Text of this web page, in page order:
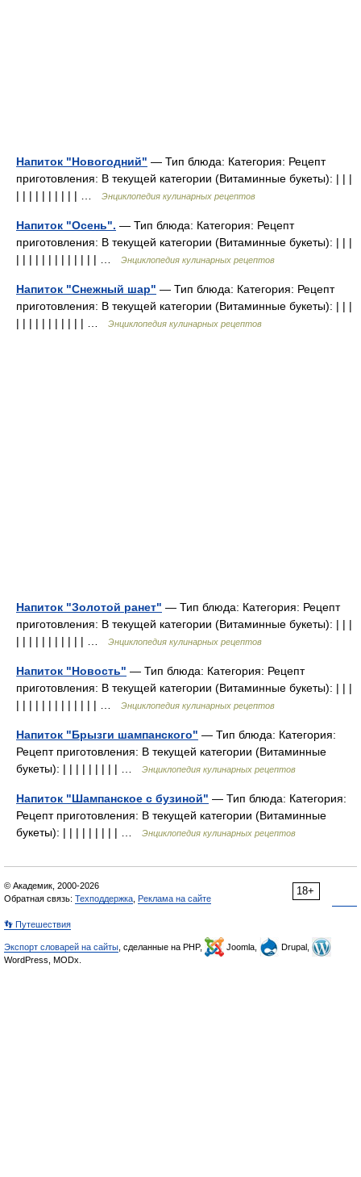
Напиток "Новогодний" — Тип блюда: Категория: Рецепт
приготовления: В текущей категории (Витаминные букеты): | | |
| | | | | | | | | | …
Энциклопедия кулинарных рецептов
Напиток "Осень". — Тип блюда: Категория: Рецепт
приготовления: В текущей категории (Витаминные букеты): | | |
| | | | | | | | | | | | | …
Энциклопедия кулинарных рецептов
Напиток "Снежный шар" — Тип блюда: Категория: Рецепт
приготовления: В текущей категории (Витаминные букеты): | | |
| | | | | | | | | | | …
Энциклопедия кулинарных рецептов
Напиток "Золотой ранет" — Тип блюда: Категория: Рецепт
приготовления: В текущей категории (Витаминные букеты): | | |
| | | | | | | | | | | …
Энциклопедия кулинарных рецептов
Напиток "Новость" — Тип блюда: Категория: Рецепт
приготовления: В текущей категории (Витаминные букеты): | | |
| | | | | | | | | | | | | …
Энциклопедия кулинарных рецептов
Напиток "Брызги шампанского" — Тип блюда: Категория:
Рецепт приготовления: В текущей категории (Витаминные
букеты): | | | | | | | | | …
Энциклопедия кулинарных рецептов
Напиток "Шампанское с бузиной" — Тип блюда: Категория:
Рецепт приготовления: В текущей категории (Витаминные
букеты): | | | | | | | | | …
Энциклопедия кулинарных рецептов
18+
© Академик, 2000-2026
Обратная связь: Техподдержка Реклама на сайте
👣 Путешествия
Экспорт словарей на сайты , сделанные на PHP, Joomla,
Drupal,
WordPress, MODx.